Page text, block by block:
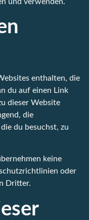
enthalten, die
du auf einen Link
dieser Website
die
du besuchst, zu
keine
oder
Dritter.